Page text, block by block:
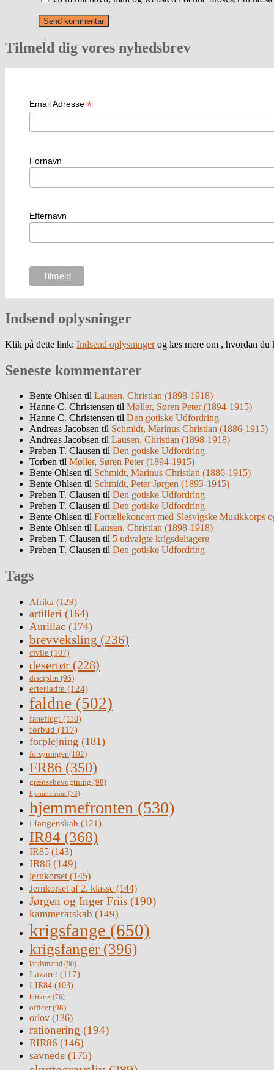
Tilmeld dig vores nyhedsbrev
Email Adresse *
Fornavn
Efternavn
Indsend oplysninger
Klik på dette link: Indsend oplysningerog læs mere om , hvordan du
Seneste kommentarer
Bente Ohlsen til Lausen, Christian (1898-1918)
Hanne C. Christensen til Møller, Søren Peter (1894-1915)
Hanne C. Christensen til Den gotiske Udfordring
Andreas Jacobsen til Schmidt, Marinus Christian (1886-1915)
Andreas Jacobsen til Lausen, Christian (1898-1918)
Preben T. Clausen til Den gotiske Udfordring
Torben til Møller, Søren Peter (1894-1915)
Bente Ohlsen til Schmidt, Marinus Christian (1886-1915)
Bente Ohlsen til Schmidt, Peter Jørgen (1893-1915)
Preben T. Clausen til Den gotiske Udfordring
Preben T. Clausen til Den gotiske Udfordring
Bente Ohlsen til Fortællekoncert med Slesvigske Musikkorps
Bente Ohlsen til Lausen, Christian (1898-1918)
Preben T. Clausen til 5 udvalgte krigsdeltagere
Preben T. Clausen til Den gotiske Udfordring
Tags
Afrika (129)
artilleri (164)
Aurillac (174)
brevveksling (236)
civile (107)
desertør (228)
disciplin (96)
efterladte (124)
faldne (502)
faneflugt (110)
forbud (117)
forplejning (181)
forsyninger(102)
FR86 (350)
grænsebevogtning (98)
hjemmefront (73)
hjemmefronten (530)
i fangenskab (121)
IR84 (368)
IR85 (143)
IR86 (149)
jernkorset(145)
Jernkorset af 2. klasse (144)
Jørgen og Inger Friis (190)
kammeratskab (149)
krigsfange (650)
krigsfanger (396)
landsmænd (90)
Lazaret (117)
LIR84 (103)
luftkrig (76)
officer(98)
orlov (136)
rationering (194)
RIR86 (146)
savnede (175)